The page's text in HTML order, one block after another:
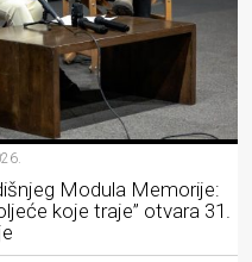
Modula Memorije:
koje traje” otvara 31.